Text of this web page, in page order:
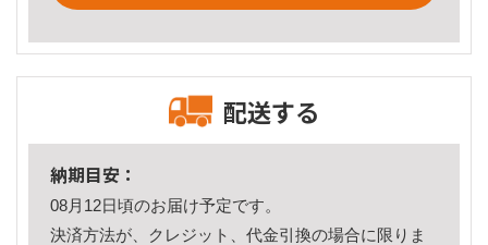
配送する
納期目安：
08月12日頃のお届け予定です。
決済方法が、クレジット、代金引換の場合に限りま